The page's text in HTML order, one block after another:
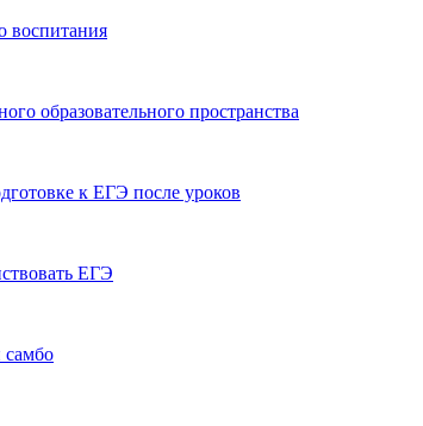
воспитания
образовательного пространства
к ЕГЭ после уроков
ЕГЭ
самбо